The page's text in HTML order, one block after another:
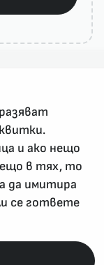
и ако нещо
в тях, то
да имитира
се гответе